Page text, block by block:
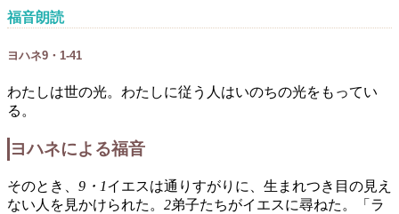
福音朗読
ヨハネ9・1-41
わたしは世の光。わたしに従う人はいのちの光をもってい
る。
ヨハネによる福音
そのとき、 9・1イエスは通りすがりに、生まれつき目の見え
ない人を見かけられた。 2弟子たちがイエスに尋ねた。「ラ